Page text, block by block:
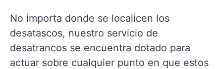
No importa donde se localicen los
desatascos, nuestro servicio de
desatrancos se encuentra dotado para
actuar sobre cualquier punto en que estos